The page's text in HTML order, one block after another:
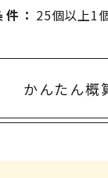
2,000～3,000円
： 25個以上1
かんたん概